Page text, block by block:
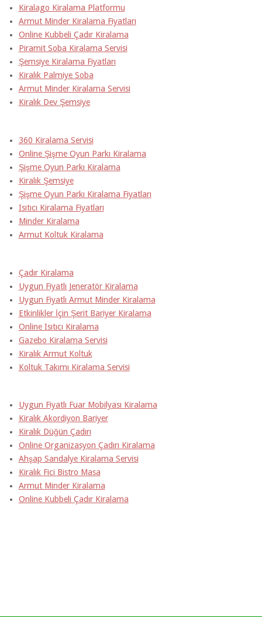
Kiralago Kiralama Platformu
Armut Minder Kiralama Fiyatları
Online Kubbeli Çadır Kiralama
Piramit Soba Kiralama Servisi
Şemsiye Kiralama Fiyatları
Kiralık Palmiye Soba
Armut Minder Kiralama Servisi
Kiralık Dev Şemsiye
360 Kiralama Servisi
Online Şişme Oyun Parkı Kiralama
Şişme Oyun Parkı Kiralama
Kiralık Şemsiye
Şişme Oyun Parkı Kiralama Fiyatları
Isıtıcı Kiralama Fiyatları
Minder Kiralama
Armut Koltuk Kiralama
Çadır Kiralama
Uygun Fiyatlı Jeneratör Kiralama
Uygun Fiyatlı Armut Minder Kiralama
Etkinlikler İçin Şerit Bariyer Kiralama
Online Isıtıcı Kiralama
Gazebo Kiralama Servisi
Kiralık Armut Koltuk
Koltuk Takımı Kiralama Servisi
Uygun Fiyatlı Fuar Mobilyası Kiralama
Kiralık Akordiyon Bariyer
Kiralık Düğün Çadırı
Online Organizasyon Çadırı Kiralama
Ahşap Sandalye Kiralama Servisi
Kiralık Fici Bistro Masa
Armut Minder Kiralama
Online Kubbeli Çadır Kiralama